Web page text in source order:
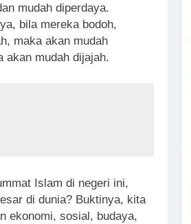
mudah diperdaya.
bila mereka bodoh,
maka akan mudah
akan mudah dijajah.
Islam di negeri ini,
di dunia? Buktinya, kita
ekonomi, sosial, budaya,